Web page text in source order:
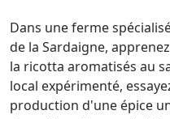
Dans une ferme
de la Sardaigne,
la ricotta aromatisés au
local expérimenté,
production d'une épice